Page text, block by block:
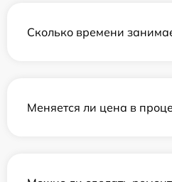
Сколько времени
Меняется ли цена в